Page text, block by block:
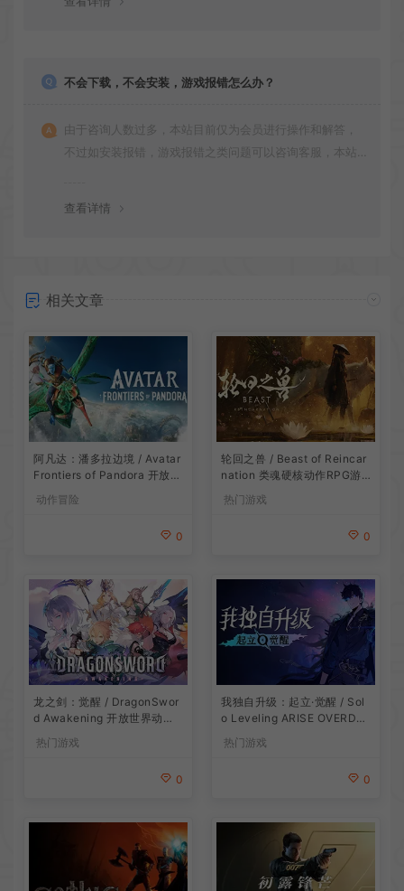
不会下载，不会安装，游戏报错怎么办？
由于咨询人数过多，本站目前仅为会员进行操作和解答，
不过如安装报错，游戏报错之类问题可以咨询客服，本站
查看详情
相关文章
阿凡达：潘多拉边境 / Avatar
Frontiers of Pandora 开放世
动作冒险
0
轮回之兽 / Beast of Reincar
nation 类魂硬核动作RPG游
热门游戏
0
龙之剑：觉醒 / DragonSwor
d Awakening 开放世界动作R
PG游戏
热门游戏
0
我独自升级：起立·觉醒 / Sol
o Leveling ARISE OVERDRI
VE 动作RPG游戏
热门游戏
0